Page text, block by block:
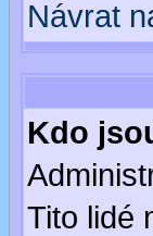
Návrat
Kdo
Tito lidé